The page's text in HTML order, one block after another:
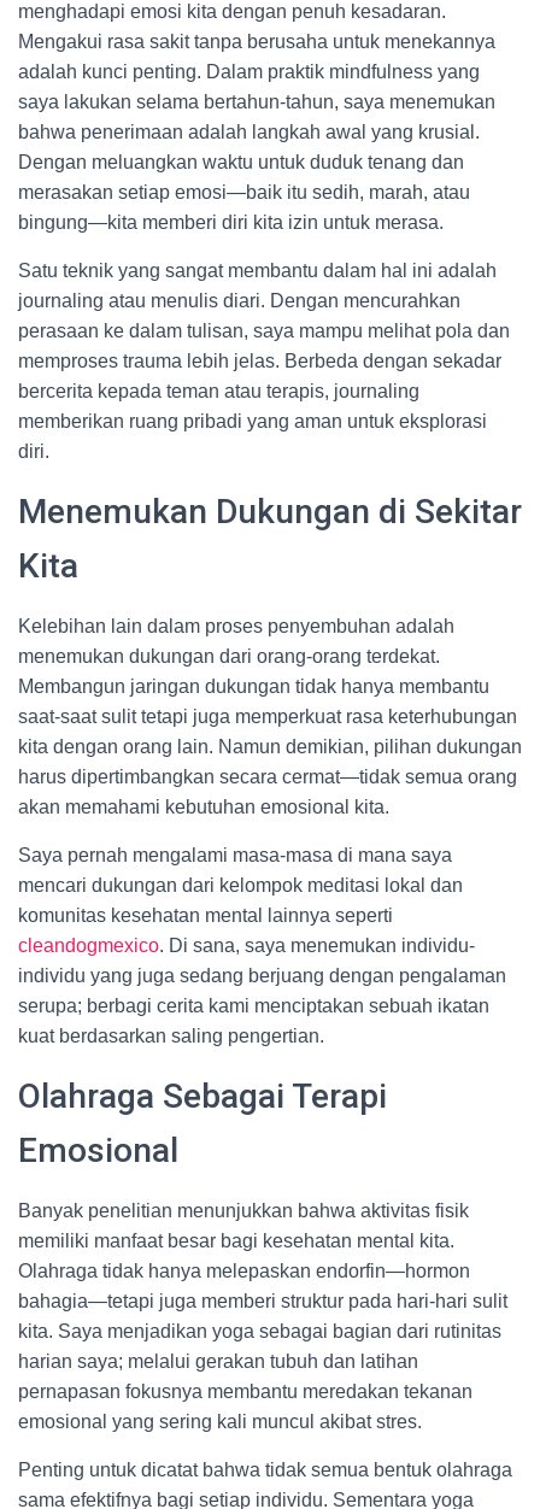
menghadapi emosi kita dengan penuh kesadaran.
Mengakui rasa sakit tanpa berusaha untuk menekannya
adalah kunci penting. Dalam praktik mindfulness yang
saya lakukan selama bertahun-tahun, saya menemukan
bahwa penerimaan adalah langkah awal yang krusial.
Dengan meluangkan waktu untuk duduk tenang dan
merasakan setiap emosi—baik itu sedih, marah, atau
bingung—kita memberi diri kita izin untuk merasa.
Satu teknik yang sangat membantu dalam hal ini adalah
journaling atau menulis diari. Dengan mencurahkan
perasaan ke dalam tulisan, saya mampu melihat pola dan
memproses trauma lebih jelas. Berbeda dengan sekadar
bercerita kepada teman atau terapis, journaling
memberikan ruang pribadi yang aman untuk eksplorasi
diri.
Menemukan Dukungan di Sekitar
Kita
Kelebihan lain dalam proses penyembuhan adalah
menemukan dukungan dari orang-orang terdekat.
Membangun jaringan dukungan tidak hanya membantu
saat-saat sulit tetapi juga memperkuat rasa keterhubungan
kita dengan orang lain. Namun demikian, pilihan dukungan
harus dipertimbangkan secara cermat—tidak semua orang
akan memahami kebutuhan emosional kita.
Saya pernah mengalami masa-masa di mana saya
mencari dukungan dari kelompok meditasi lokal dan
komunitas kesehatan mental lainnya seperti
cleandogmexico. Di sana, saya menemukan individu-
individu yang juga sedang berjuang dengan pengalaman
serupa; berbagi cerita kami menciptakan sebuah ikatan
kuat berdasarkan saling pengertian.
Olahraga Sebagai Terapi
Emosional
Banyak penelitian menunjukkan bahwa aktivitas fisik
memiliki manfaat besar bagi kesehatan mental kita.
Olahraga tidak hanya melepaskan endorfin—hormon
bahagia—tetapi juga memberi struktur pada hari-hari sulit
kita. Saya menjadikan yoga sebagai bagian dari rutinitas
harian saya; melalui gerakan tubuh dan latihan
pernapasan fokusnya membantu meredakan tekanan
emosional yang sering kali muncul akibat stres.
Penting untuk dicatat bahwa tidak semua bentuk olahraga
sama efektifnya bagi setiap individu. Sementara yoga